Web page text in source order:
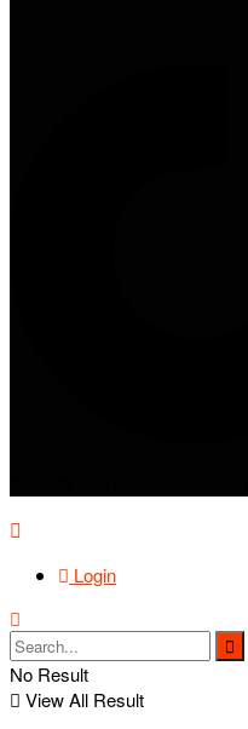
Login
No Result
View All Result